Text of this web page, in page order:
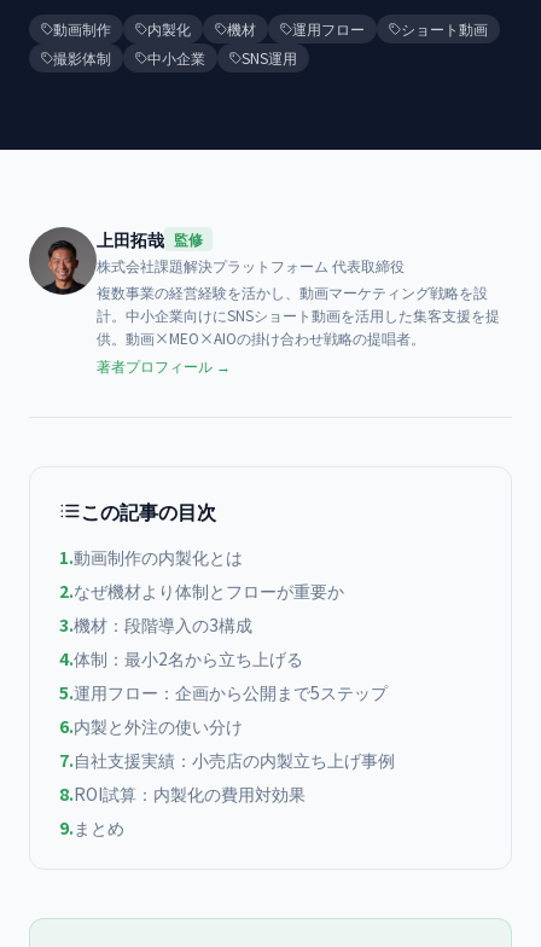
動画制作 内製化 機材 運用フロー
ショート動画
撮影体制
中小企業 SNS運用
上田拓哉 監修
株式会社課題解決プラットフォーム 代表取締役
複数事業の経営経験を活かし、動画マーケティング戦略を設
計。中小企業向けにSNSショート動画を活用した集客支援を提
供。動画×MEO×AIOの掛け合わせ戦略の提唱者。
著者プロフィール →
この記事の目次
1.動画制作の内製化とは
2.なぜ機材より体制とフローが重要か
3.機材：段階導入の3構成
4.体制：最小2名から立ち上げる
5.運用フロー：企画から公開まで5ステップ
6.内製と外注の使い分け
7.自社支援実績：小売店の内製立ち上げ事例
8.ROI試算：内製化の費用対効果
9.まとめ